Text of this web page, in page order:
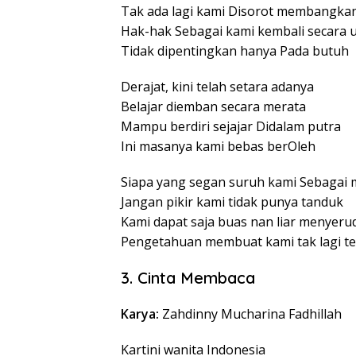
Tak ada lagi kami Disorot
Hak-hak Sebagai kami kembali secara
Tidak dipentingkan hanya Pada butuh
Derajat, kini telah setara adanya
Belajar diemban secara merata
Mampu berdiri sejajar Didalam putra
Ini masanya kami bebas berOleh
Siapa yang segan suruh kami Sebagai
Jangan pikir kami tidak punya tanduk
Kami dapat saja buas nan liar
Pengetahuan membuat kami tak lagi
3. Cinta Membaca
Karya: Zahdinny Mucharina Fadhillah
Kartini wanita Indonesia